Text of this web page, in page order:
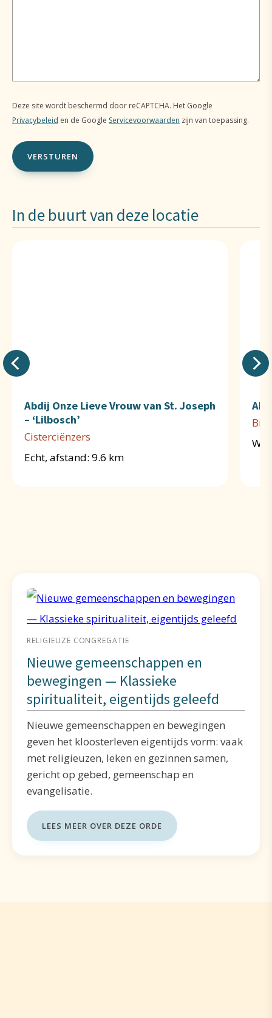
Deze site wordt beschermd door reCAPTCHA. Het Google
Privacybeleid en de Google Servicevoorwaarden zijn van toepassing.
In de buurt van deze locatie
Abdij Onze Lieve Vrouw van St. Joseph
– ‘Lilbosch’
Cisterciënzers
Echt, afstand: 9.6 km
RELIGIEUZE CONGREGATIE
Nieuwe gemeenschappen en
bewegingen — Klassieke
spiritualiteit, eigentijds geleefd
Nieuwe gemeenschappen en bewegingen
geven het kloosterleven eigentijds vorm: vaak
met religieuzen, leken en gezinnen samen,
gericht op gebed, gemeenschap en
evangelisatie.
LEES MEER OVER DEZE ORDE